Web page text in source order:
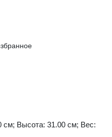
см; Высота: 31.00 см; Вес: